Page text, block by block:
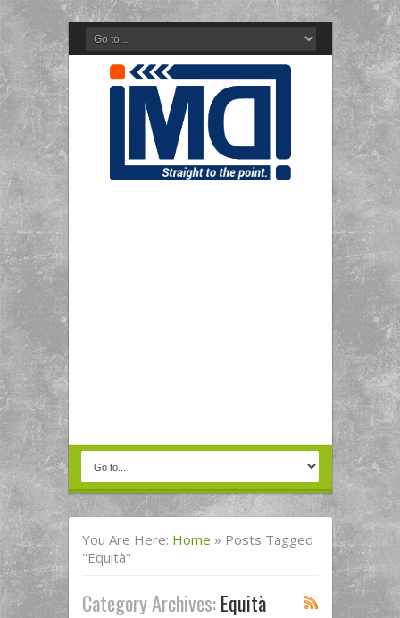
You Are Here: Home » Posts Tagged
"Equità"
Category Archives:Equità